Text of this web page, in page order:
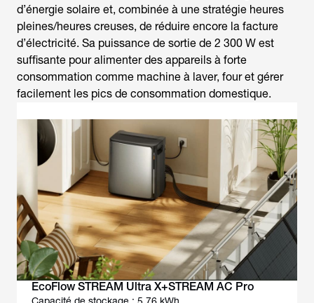
d’énergie solaire et, combinée à une stratégie heures
pleines/heures creuses, de réduire encore la facture
d’électricité. Sa puissance de sortie de 2 300 W est
suffisante pour alimenter des appareils à forte
consommation comme machine à laver, four et gérer
facilement les pics de consommation domestique.
EcoFlow STREAM Ultra X+STREAM AC Pro